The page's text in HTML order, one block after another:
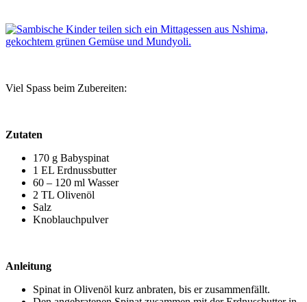
Viel Spass beim Zubereiten:
Zutaten
170 g Babyspinat
1 EL Erdnussbutter
60 – 120 ml Wasser
2 TL Olivenöl
Salz
Knoblauchpulver
Anleitung
Spinat in Olivenöl kurz anbraten, bis er zusammenfällt.